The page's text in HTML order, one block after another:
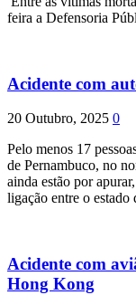
feira a Defensoria
Acidente com
20 Outubro, 2025 0
Pelo menos 17
de Pernambuco, no
ainda estão por
ligação entre o
Acidente com
Hong Kong